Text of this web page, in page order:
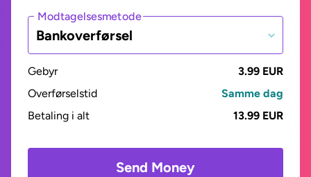
Modtagelsesmetode
Bankoverførsel
Gebyr
3.99 EUR
Overførselstid
Samme dag
Betaling i alt
13.99 EUR
Send Money